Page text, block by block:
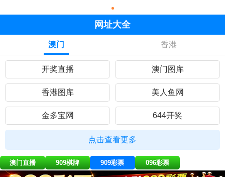
网址大全
澳门 香港
开奖直播 澳门图库
香港图库 美人鱼网
金多宝网 644开奖
九五至尊 曾道人网
点击查看更多
澳门直播 909棋牌 909彩票 096彩票